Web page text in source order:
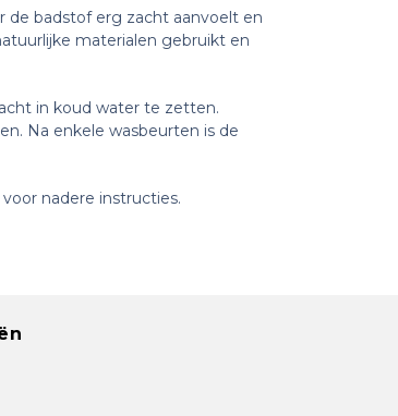
de badstof erg zacht aanvoelt en
materialen gebruikt en
in koud water te zetten.
Na enkele wasbeurten is de
nadere instructies.